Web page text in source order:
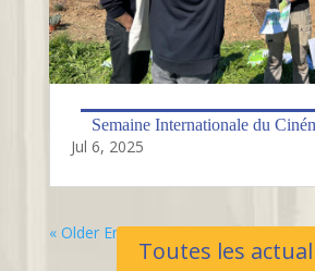
Semaine Internationale du
Jul 6, 2025
« Older Entries
Toutes les